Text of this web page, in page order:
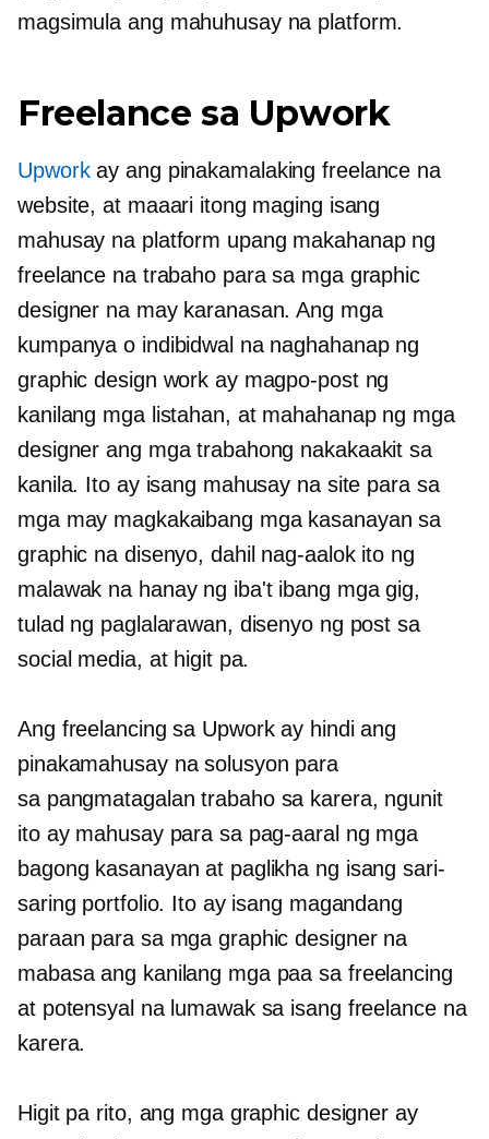
magsimula ang mahuhusay na platform.
Freelance sa Upwork
Upworkay ang pinakamalaking freelance na
website, at maaari itong maging isang
mahusay na platform upang makahanap ng
freelance na trabaho para sa mga graphic
designer na may karanasan. Ang mga
kumpanya o indibidwal na naghahanap ng
graphic design work ay magpo-post ng
kanilang mga listahan, at mahahanap ng mga
designer ang mga trabahong nakakaakit sa
kanila. Ito ay isang mahusay na site para sa
mga may magkakaibang mga kasanayan sa
graphic na disenyo, dahil nag-aalok ito ng
malawak na hanay ng iba't ibang mga gig,
tulad ng paglalarawan, disenyo ng post sa
social media, at higit pa.
Ang freelancing sa Upwork ay hindi ang
pinakamahusay na solusyon para
sa pangmatagalan trabaho sa karera, ngunit
ito ay mahusay para sa pag-aaral ng mga
bagong kasanayan at paglikha ng isang sari-
saring portfolio. Ito ay isang magandang
paraan para sa mga graphic designer na
mabasa ang kanilang mga paa sa freelancing
at potensyal na lumawak sa isang freelance na
karera.
Higit pa rito, ang mga graphic designer ay